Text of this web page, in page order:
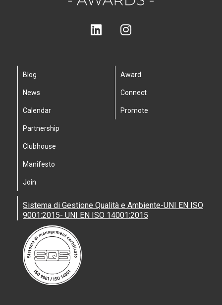
Blog
News
Calendar
Partnership
Clubhouse
Manifesto
Join
Award
Connect
Promote
Sistema di Gestione Qualità e Ambiente-UNI EN ISO
9001:2015- UNI EN ISO 14001:2015